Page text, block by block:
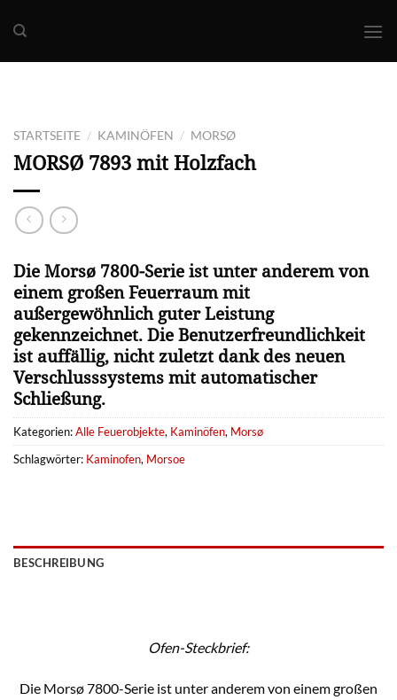
STARTSEITE / KAMINÖFEN / MORSØ
MORSØ 7893 mit Holzfach
Die Morsø 7800-Serie ist unter anderem von
einem großen Feuerraum mit
außergewöhnlich guter Leistung
gekennzeichnet. Die Benutzerfreundlichkeit
ist auffällig, nicht zuletzt dank des neuen
Verschlusssystems mit automatischer
Schließung.
Kategorien:Alle Feuerobjekte, Kaminöfen, Morsø
Schlagwörter: Kaminofen, Morsoe
BESCHREIBUNG
Ofen-Steckbrief:
Die Morsø 7800-Serie ist unter anderem von einem großen